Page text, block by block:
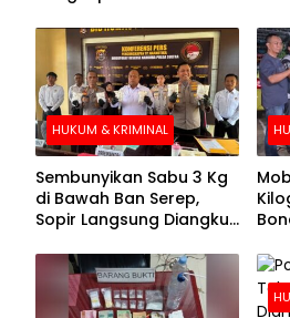
Pengejaran
HUKUM & KRIMINAL
Sembunyikan Sabu 3 Kg
di Bawah Ban Serep,
Sopir Langsung Diangkut